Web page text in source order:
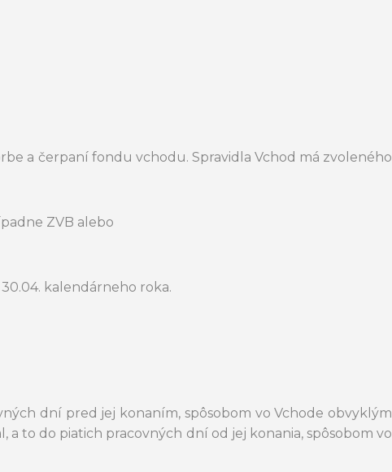
a čerpaní fondu vchodu. Spravidla Vchod má zvoleného
ZVB alebo
kalendárneho roka.
dní pred jej konaním, spôsobom vo Vchode obvyklým
to do piatich pracovných dní od jej konania, spôsobom vo